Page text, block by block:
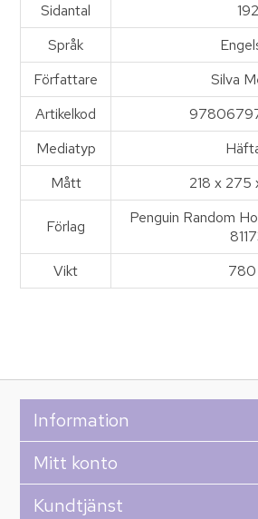
Sidantal
192
Språk
Författare
Silva
Artikelkod
Mediatyp
Mått
218 x 275
Förlag
Penguin Random
Vikt
780
Information
Mitt konto
Kundtjänst